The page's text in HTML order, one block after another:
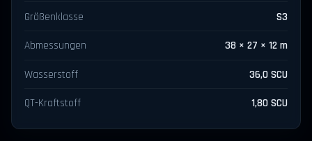
Größenklasse S3
Abmessungen 38 × 27 × 12 m
Wasserstoff 36,0 SCU
QT-Kraftstoff 1,80 SCU